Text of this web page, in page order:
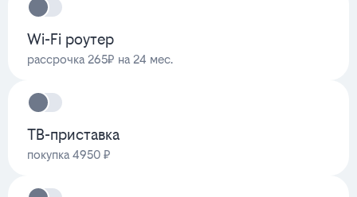
Wi-Fi роутер
рассрочка 265₽ на 24 мес.
ТВ-приставка
покупка 4950 ₽